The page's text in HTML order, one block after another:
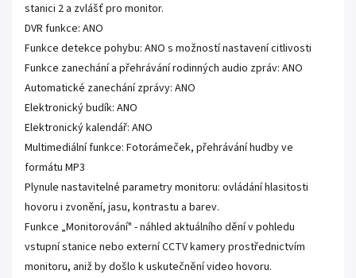
stanici 2 a zvlášť pro monitor.
DVR funkce: ANO
Funkce detekce pohybu: ANO s možností nastavení citlivosti
Funkce zanechání a přehrávání rodinných audio zpráv: ANO
Automatické zanechání zprávy: ANO
Elektronický budík: ANO
Elektronický kalendář: ANO
Multimediální funkce: Fotorámeček, přehrávání hudby ve
formátu MP3
Plynule nastavitelné parametry monitoru: ovládání hlasitosti
hovoru i zvonění, jasu, kontrastu a barev.
Funkce „Monitorování" - náhled aktuálního dění v pohledu
vstupní stanice nebo externí CCTV kamery prostřednictvím
monitoru, aniž by došlo k uskutečnění video hovoru.